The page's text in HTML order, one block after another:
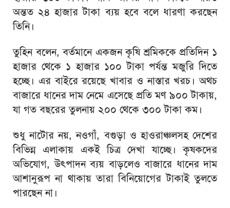
অন্তত ২৪ হাজার টাকা ব্যয় হবে বলে ধারণা করছেন
তিনি।
তুহিন বলেন, বর্তমানে একজন কৃষি শ্রমিককে প্রতিদিন ১
হাজার থেকে ১ হাজার ১০০ টাকা পর্যন্ত মজুরি দিতে
হচ্ছে। এর বাইরে রয়েছে খাবার ও নাস্তার খরচ। অথচ
বাজারে ধানের দাম নেমে এসেছে প্রতি মণ ৯০০ টাকায়,
যা গত বছরের তুলনায় ২০০ থেকে ৩০০ টাকা কম।
শুধু নাটোর নয়, নওগাঁ, বগুড়া ও হাওরাঞ্চলসহ দেশের
বিভিন্ন এলাকায় একই চিত্র দেখা যাচ্ছে। কৃষকদের
অভিযোগ, উৎপাদন ব্যয় বাড়লেও বাজারে ধানের দাম
আশানুরূপ না থাকায় তারা বিনিয়োগের টাকাই তুলতে
পারছেন না।